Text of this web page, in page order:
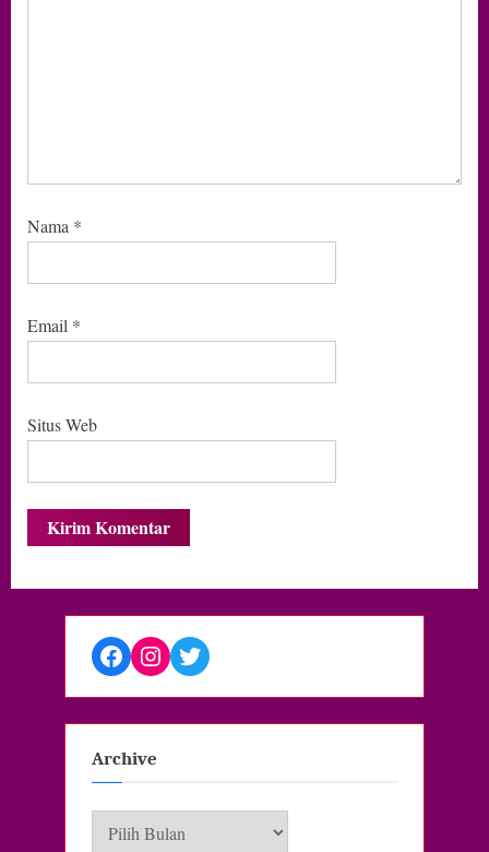
Nama *
Email *
Situs Web
Facebook
Instagram
Twitter
Archive
Archive